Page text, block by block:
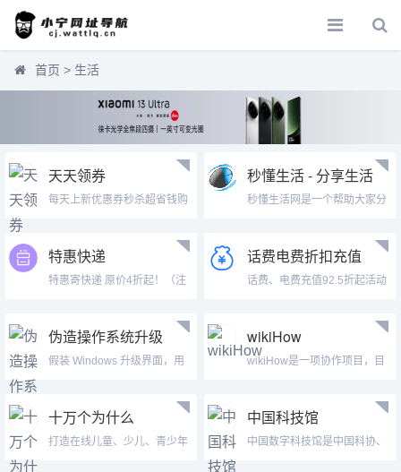
首页 > 生活
天天领券
每天上新优惠券秒杀超省钱购
秒懂生活 - 分享生活
小知识!
秒懂生活网是一个帮助大家分
特惠快递
特惠寄快递 原价4折起！（注
话费电费折扣充值
话费、电费充值92.5折起活动
伪造操作系统升级
假装 Windows 升级界面，用
wikiHow
wikiHow是一项协作项目，目
十万个为什么
打造在线儿童、少儿、青少年
中国科技馆
中国数字科技馆是中国科协、